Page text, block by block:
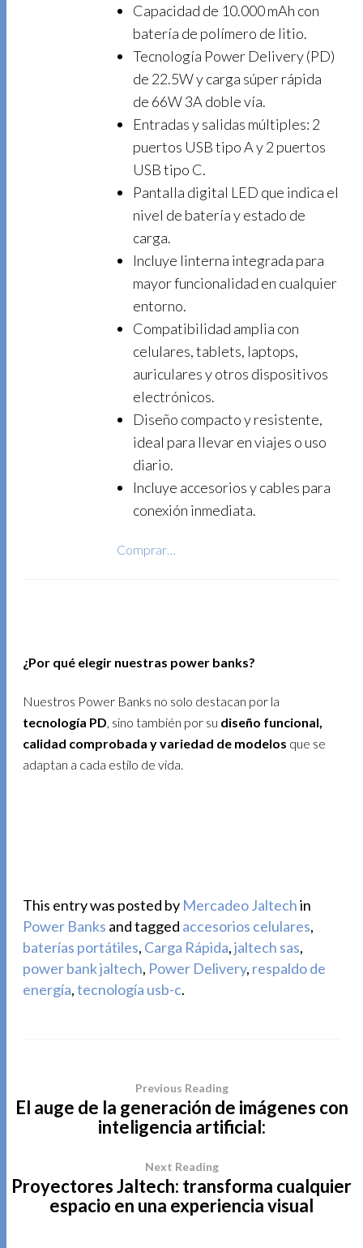
Capacidad de 10.000 mAh con
batería de polímero de litio.
Tecnología Power Delivery (PD)
de 22.5W y carga súper rápida
de 66W 3A doble vía.
Entradas y salidas múltiples: 2
puertos USB tipo A y 2 puertos
USB tipo C.
Pantalla digital LED que indica el
nivel de batería y estado de
carga.
Incluye linterna integrada para
mayor funcionalidad en cualquier
entorno.
Compatibilidad amplia con
celulares, tablets, laptops,
auriculares y otros dispositivos
electrónicos.
Diseño compacto y resistente,
ideal para llevar en viajes o uso
diario.
Incluye accesorios y cables para
conexión inmediata.
Comprar…
¿Por qué elegir nuestras power banks?
Nuestros Power Banks no solo destacan por la
tecnología PD, sino también por su diseño funcional,
calidad comprobada y variedad de modelos que se
adaptan a cada estilo de vida.
This entry was posted by Mercadeo Jaltechin
Power Banks and tagged accesorios celulares,
baterías portátiles, Carga Rápida,jaltech sas,
power bank jaltech, Power Delivery, respaldo de
energía,tecnología usb-c.
Previous Reading
El auge de la generación de imágenes con
inteligencia artificial:
Next Reading
Proyectores Jaltech: transforma cualquier
espacio en una experiencia visual